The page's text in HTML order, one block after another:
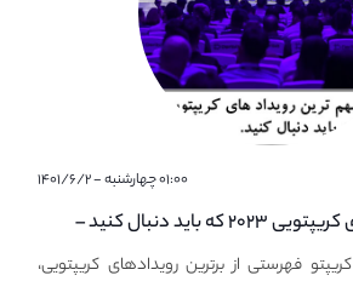
۰۱:۰۰ چهارشنبه - ۱۴۰۱/۶/۲
مهم ترین رویداد های کریپتویی ۲۰۲۳ که باید دنبال کنید –
های جهانی
فهرستی از برترین رویدادهای کریپتویی،